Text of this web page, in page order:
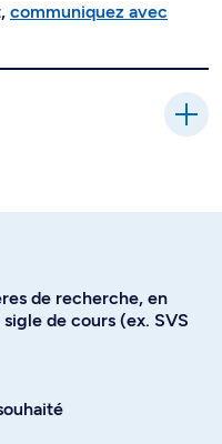
communiquez avec
de recherche, en
de cours (ex. SVS